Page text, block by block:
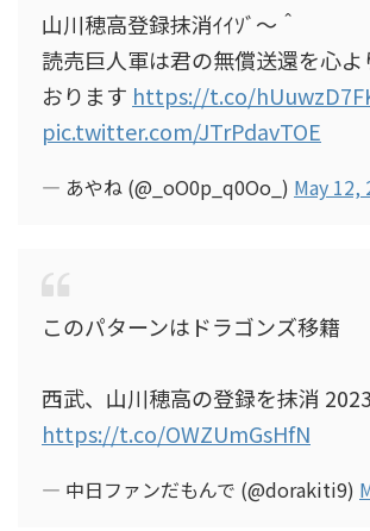
山川穂高登録抹消ｲｲｿﾞ～＾
読売巨人軍は君の無償送還を心よ
おります https://t.co/
pic.twitter.com/JTrPdavTOE
— あやね (@_oO0p_q0Oo_) May 12,
このパターンはドラゴンズ移籍
西武、山川穂高の登録を抹消
https://t.co/OWZUmGsHfN
— 中日ファンだもんで (@dorakiti9)